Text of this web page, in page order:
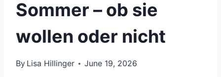
Sommer – ob sie
wollen oder nicht
By Lisa Hillinger June 19, 2026